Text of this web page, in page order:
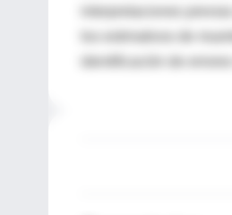
interpretaciones